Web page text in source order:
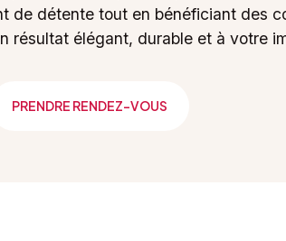
de détente tout en bénéficiant des
résultat élégant, durable et à votre
PRENDRE RENDEZ-VOUS